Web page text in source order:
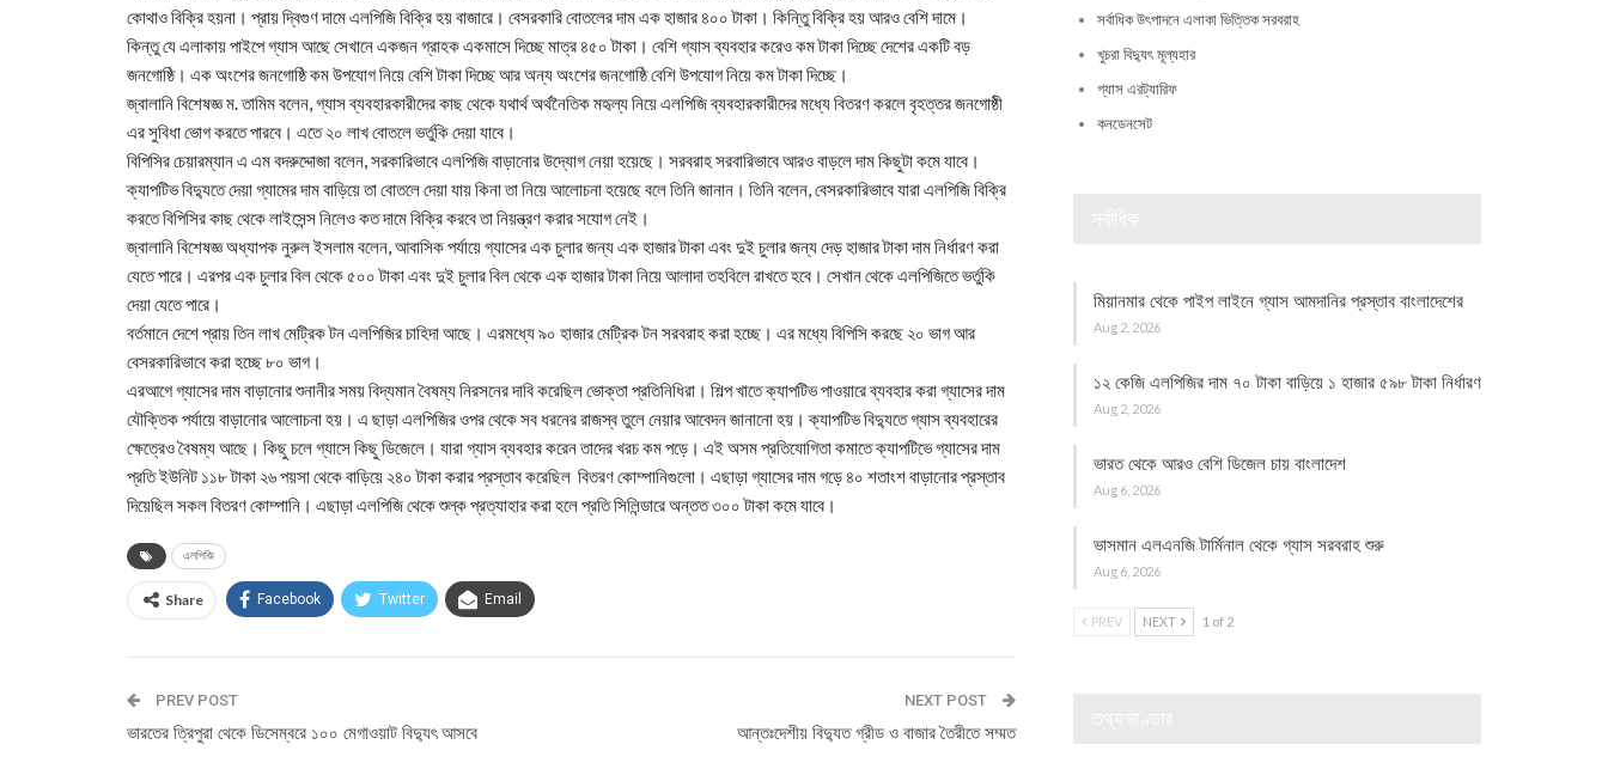
কোথাও বিক্রি হয়না। প্রায় দ্বিগুণ দামে এলপিজি বিক্রি হয় বাজারে। বেসরকারি বোতলের দাম এক হাজার ৪০০ টাকা। কিন্তিু বিক্রি হয় আরও বেশি দামে।
কিন্তু যে এলাকায় পাইপে গ্যাস আছে সেখানে একজন গ্রাহক একমাসে দিচ্ছে মাত্র ৪৫০ টাকা। বেশি গ্যাস ব্যবহার করেও কম টাকা দিচ্ছে দেশের একটি বড়
জনগোষ্ঠি। এক অংশের জনগোষ্ঠি কম উপযোগ নিয়ে বেশি টাকা দিচ্ছে আর অন্য অংশের জনগোষ্ঠি বেশি উপযোগ নিয়ে কম টাকা দিচ্ছে।
জ্বালানি বিশেষজ্ঞ ম. তামিম বলেন, গ্যাস ব্যবহারকারীদের কাছ থেকে যথার্থ অর্থনৈতিক মহৃল্য নিয়ে এলপিজি ব্যবহারকারীদের মধ্যে বিতরণ করলে বৃহত্তর জনগোষ্ঠী
এর সুবিধা ভোগ করতে পারবে। এতে ২০ লাখ বোতলে ভর্তুকি দেয়া যাবে।
বিপিসির চেয়ারম্যান এ এম বদরুদ্দোজা বলেন, সরকারিভাবে এলপিজি বাড়ানোর উদ্যোগ নেয়া হয়েছে। সরবরাহ সরবারিভাবে আরও বাড়লে দাম কিছুটা কমে যাবে।
ক্যাপটিভ বিদ্যুতে দেয়া গ্যামের দাম বাড়িয়ে তা বোতলে দেয়া যায় কিনা তা নিয়ে আলোচনা হয়েছে বলে তিনি জানান। তিনি বলেন, বেসরকারিভাবে যারা এলপিজি বিক্রি
করতে বিপিসির কাছ থেকে লাইসেন্স নিলেও কত দামে বিক্রি করবে তা নিয়ন্ত্রণ করার সযোগ নেই।
জ্বালানি বিশেষজ্ঞ অধ্যাপক নুরুল ইসলাম বলেন, আবাসিক পর্যায়ে গ্যাসের এক চুলার জন্য এক হাজার টাকা এবং দুই চুলার জন্য দেড় হাজার টাকা দাম নির্ধারণ করা
যেতে পারে। এরপর এক চুলার বিল থেকে ৫০০ টাকা এবং দুই চুলার বিল থেকে এক হাজার টাকা নিয়ে আলাদা তহবিলে রাখতে হবে। সেখান থেকে এলপিজিতে ভর্তুকি
দেয়া যেতে পারে।
বর্তমানে দেশে প্রায় তিন লাখ মেট্রিক টন এলপিজির চাহিদা আছে। এরমধ্যে ৯০ হাজার মেট্রিক টন সরবরাহ করা হচ্ছে। এর মধ্যে বিপিসি করছে ২০ ভাগ আর
বেসরকারিভাবে করা হচ্ছে ৮০ ভাগ।
এরআগে গ্যাসের দাম বাড়ানোর শুনানীর সময় বিদ্যমান বৈষম্য নিরসনের দাবি করেছিল ভোক্তা প্রতিনিধিরা। শিল্প খাতে ক্যাপটিভ পাওয়ারে ব্যবহার করা গ্যাসের দাম
যৌক্তিক পর্যায়ে বাড়ানোর আলোচনা হয়। এ ছাড়া এলপিজির ওপর থেকে সব ধরনের রাজস্ব তুলে নেয়ার আবেদন জানানো হয়। ক্যাপটিভ বিদ্যুতে গ্যাস ব্যবহারের
ক্ষেত্রেও বৈষম্য আছে। কিছু চলে গ্যাসে কিছু ডিজেলে। যারা গ্যাস ব্যবহার করেন তাদের খরচ কম পড়ে। এই অসম প্রতিযোগিতা কমাতে ক্যাপটিভে গ্যাসের দাম
প্রতি ইউনিট ১১৮ টাকা ২৬ পয়সা থেকে বাড়িয়ে ২৪০ টাকা করার প্রস্তাব করেছিল বিতরণ কোম্পানিগুলো। এছাড়া গ্যাসের দাম গড়ে ৪০ শতাংশ বাড়ানোর প্রস্তাব
দিয়েছিল সকল বিতরণ কোম্পানি। এছাড়া এলপিজি থেকে শুল্ক প্রত্যাহার করা হলে প্রতি সিলিন্ডারে অন্তত ৩০০ টাকা কমে যাবে।
এলপিজি
Share Facebook Twitter Email
PREV POST
ভারতের ত্রিপুরা থেকে ডিসেম্বরে ১০০ মেগাওয়াট বিদ্যুৎ আসবে
NEXT POST
আন্তঃদেশীয় বিদ্যুত গ্রীড ও বাজার তৈরীতে সম্মত
সর্বাধিক উৎপাদনে এলাকা ভিত্তিক সরবরাহ
খুচরা বিদ্যুৎ মূল্যহার
গ্যাস এরট্যারিফ
কনডেনসেট
মিয়ানমার থেকে পাইপ লাইনে গ্যাস আমদানির প্রস্তাব বাংলাদেশের
Aug 2, 2026
১২ কেজি এলপিজির দাম ৭০ টাকা বাড়িয়ে ১ হাজার ৫৯৮ টাকা নির্ধারণ
Aug 2, 2026
ভারত থেকে আরও বেশি ডিজেল চায় বাংলাদেশ
Aug 6, 2026
ভাসমান এলএনজি টার্মিনাল থেকে গ্যাস সরবরাহ শুরু
Aug 6, 2026
PREV NEXT 1 of 2